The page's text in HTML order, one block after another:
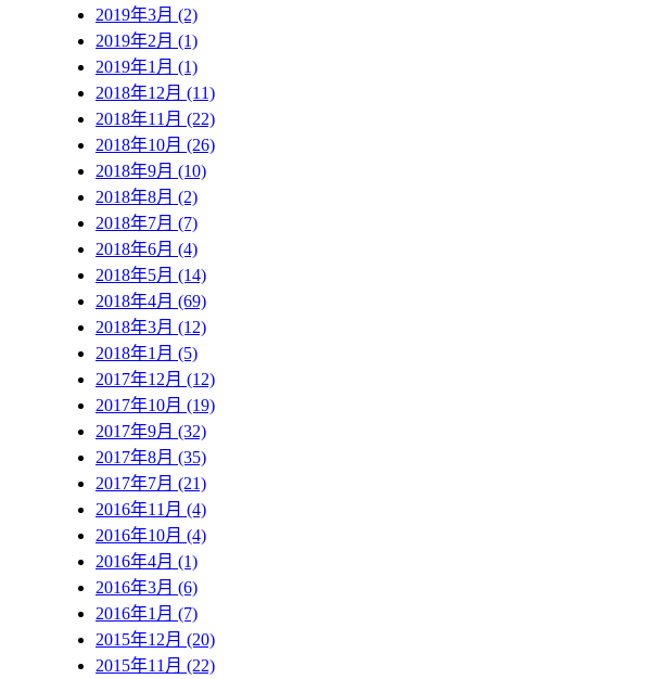
2019年3月 (2)
2019年2月 (1)
2019年1月 (1)
2018年12月 (11)
2018年11月 (22)
2018年10月 (26)
2018年9月 (10)
2018年8月 (2)
2018年7月 (7)
2018年6月 (4)
2018年5月 (14)
2018年4月 (69)
2018年3月 (12)
2018年1月 (5)
2017年12月 (12)
2017年10月 (19)
2017年9月 (32)
2017年8月 (35)
2017年7月 (21)
2016年11月 (4)
2016年10月 (4)
2016年4月 (1)
2016年3月 (6)
2016年1月 (7)
2015年12月 (20)
2015年11月 (22)